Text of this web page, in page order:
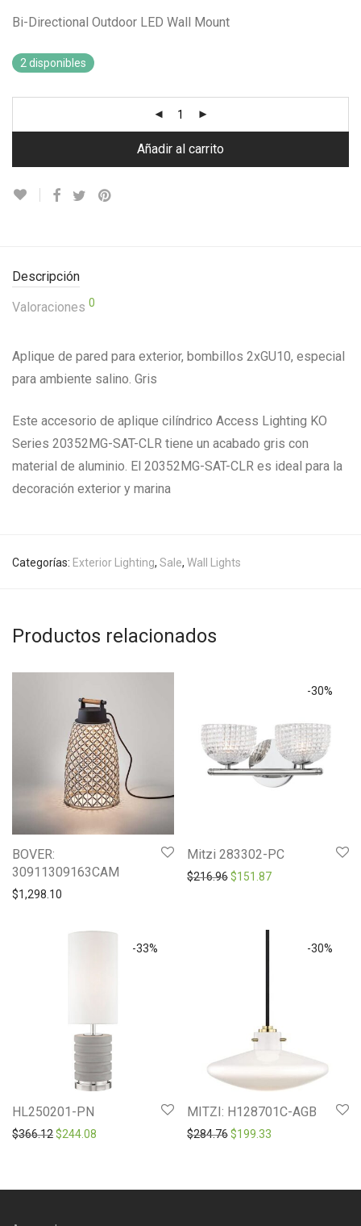
$203.40.
$142.38.
Bi-Directional Outdoor LED Wall Mount
2 disponibles
Añadir al carrito
Descripción
Valoraciones 0
Aplique de pared para exterior, bombillos 2xGU10, especial
para ambiente salino. Gris
Este accesorio de aplique cilíndrico Access Lighting KO
Series 20352MG-SAT-CLR tiene un acabado gris con
material de aluminio. El 20352MG-SAT-CLR es ideal para la
decoración exterior y marina
Categorías: Exterior Lighting, Sale, Wall Lights
Productos relacionados
BOVER:
30911309163CAM
$1,298.10
-30%
Mitzi 283302-PC
$216.96Original price was:
$151.87Current price is:
-33%
HL250201-PN
$366.12Original price was: $366.12.
$244.08 Current price is: $244.08.
-30%
MITZI: H128701C-AGB
$284.76Original price was:
$199.33